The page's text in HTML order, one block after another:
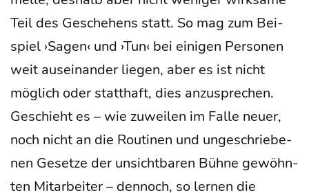
Teil des Gesche­hens statt. So mag zum Bei­
spiel ›Sagen‹ und ›Tun‹ bei eini­gen Per­so­nen
weit aus­ein­an­der lie­gen, aber es ist nicht
mög­lich oder statt­haft, dies anzu­spre­chen.
Geschieht es – wie zuwei­len im Fal­le neu­er,
noch nicht an die Rou­ti­nen und unge­schrie­be­
nen Geset­ze der unsicht­ba­ren Büh­ne gewöhn­
ten Mit­ar­bei­ter – den­noch, so ler­nen die